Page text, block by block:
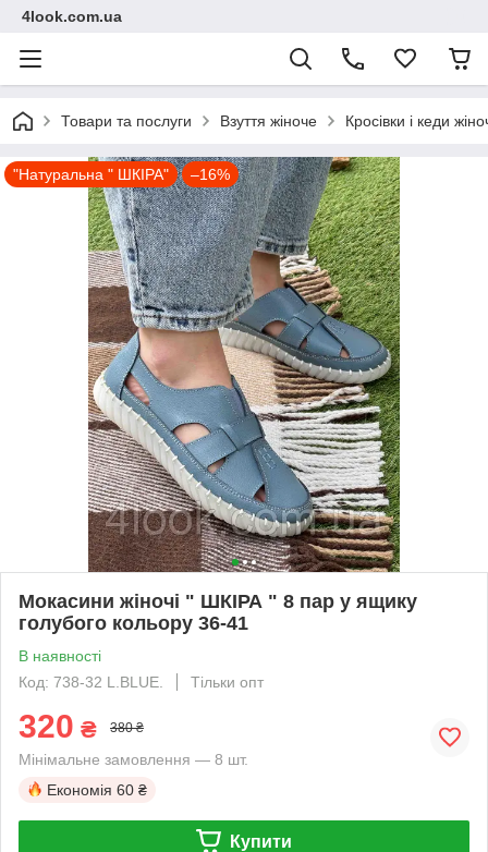
4look.com.ua
Товари та послуги Взуття жіноче Кросівки і кеди
"Натуральна " ШКІРА" –16%
Мокасини жіночі " ШКІРА " 8 пар у ящику
голубого кольору 36-41
В наявності
Код: 738-32 L.BLUE.
Тільки опт
320 ₴ 380 ₴
Мінімальне замовлення — 8 шт.
Економія 60 ₴
Купити